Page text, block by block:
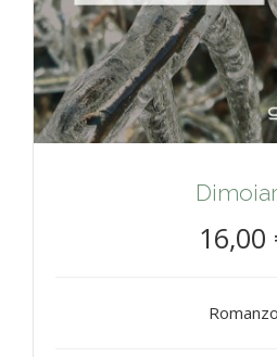
16,00
Romanzo